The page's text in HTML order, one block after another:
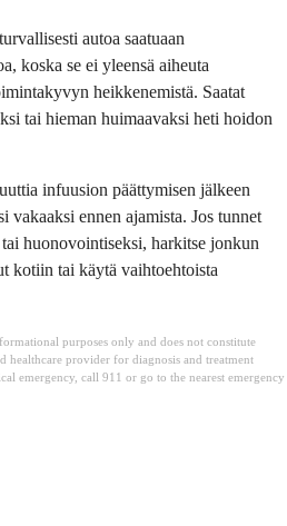
autoa saatuaan
koska se ei yleensä aiheuta
heikkenemistä. Saatat
tai hieman huimaavaksi heti hoidon
infuusion päättymisen jälkeen
vakaaksi ennen ajamista. Jos tunnet
huonovointiseksi, harkitse jonkun
kotiin tai käytä vaihtoehtoista
purposes only and does not constitute
healthcare provider for diagnosis and treatment
emergency, call 911 or go to the nearest emergency